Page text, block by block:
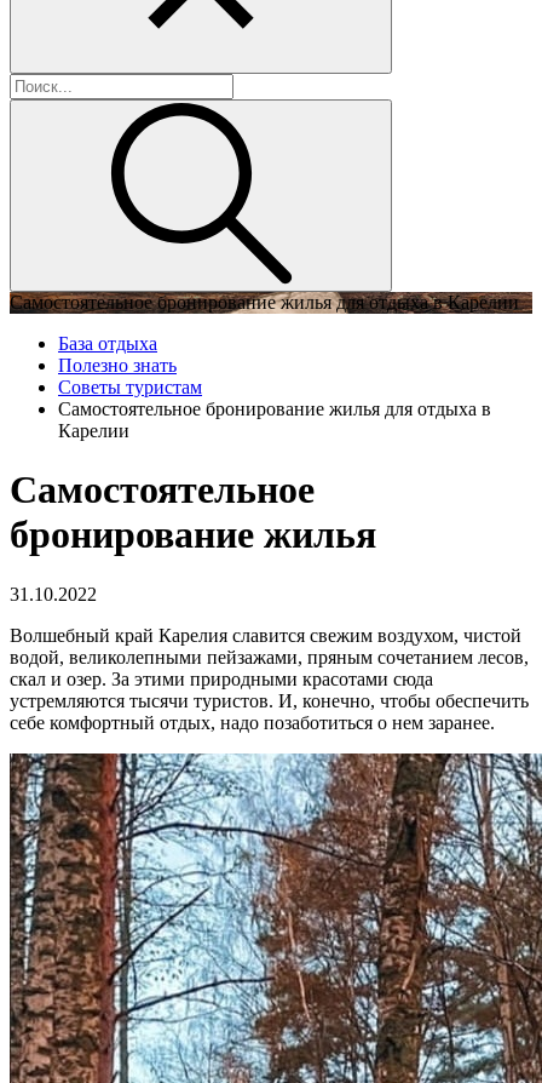
Самостоятельное бронирование жилья для отдыха в Карелии
База отдыха
Полезно знать
Советы туристам
Самостоятельное бронирование жилья для отдыха в
Карелии
Самостоятельное
бронирование жилья
31.10.2022
Волшебный край Карелия славится свежим воздухом, чистой
водой, великолепными пейзажами, пряным сочетанием лесов,
скал и озер. За этими природными красотами сюда
устремляются тысячи туристов. И, конечно, чтобы обеспечить
себе комфортный отдых, надо позаботиться о нем заранее.